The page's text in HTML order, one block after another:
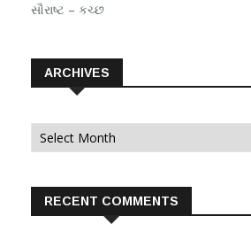
સૌરાષ્ટ – કચ્છ
ARCHIVES
Archives
RECENT COMMENTS